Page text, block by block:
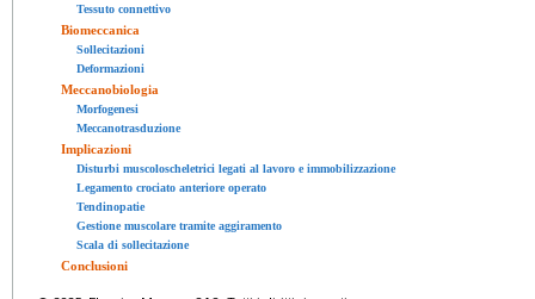
Tessuto connettivo
Biomeccanica
Sollecitazioni
Deformazioni
Meccanobiologia
Morfogenesi
Meccanotrasduzione
Implicazioni
Disturbi muscoloscheletrici legati al lavoro e immobilizzazione
Legamento crociato anteriore operato
Tendinopatie
Gestione muscolare tramite aggiramento
Scala di sollecitazione
Conclusioni